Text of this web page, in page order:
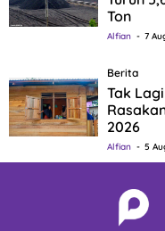
Ton
Alfian 7
Berita
Tak
2026
Alfian 5